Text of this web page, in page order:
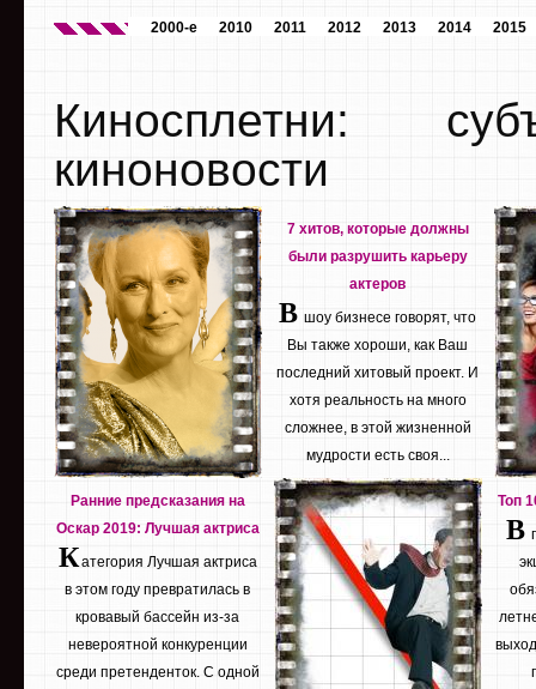
2000-е 2010 2011 2012 2013 2014 2015
Киносплетни:
киноновости
Ранние предсказания на
Оскар 2019: Лучшая актриса
Категория Лучшая актриса
в этом году превратилась в
кровавый бассейн из-за
невероятной конкуренции
среди претенденток. С одной
7 хитов, которые должны
были разрушить карьеру
актеров
В шоу бизнесе говорят, что
Вы также хороши, как Ваш
последний хитовый проект. И
хотя реальность на много
сложнее, в этой жизненной
мудрости есть своя...
Топ
В